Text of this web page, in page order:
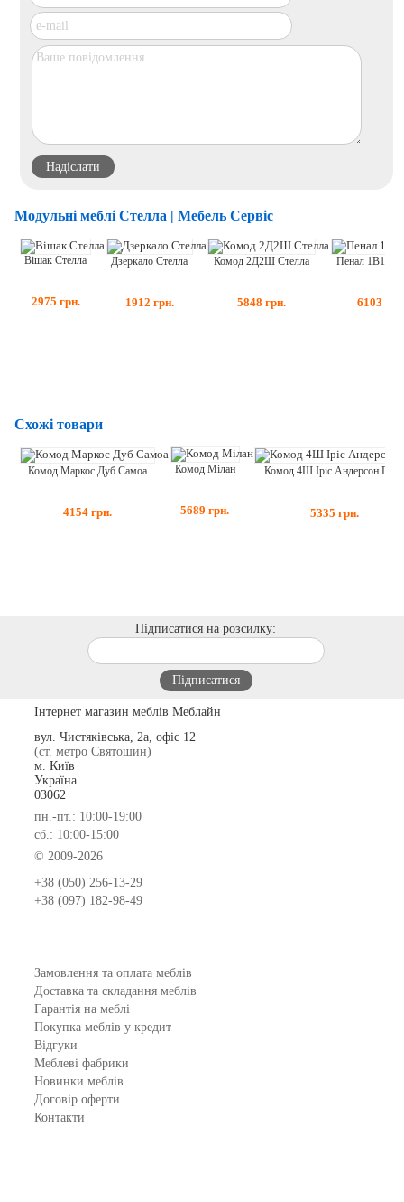
Модульні меблі Стелла | Мебель Сервіс
Вішак Стелла
2975 грн.
Дзеркало Стелла
1912 грн.
Комод 2Д2Ш Стелла
5848 грн.
Пенал 1В1Д
6103
Схожі товари
Комод Маркос Дуб Самоа
4154 грн.
Комод Мілан
5689 грн.
Комод 4Ш Іріс Андерсон Пайн
5335 грн.
Підписатися на розсилку:
Інтернет магазин меблів Меблайн
вул. Чистяківська, 2а, офіс 12
(ст. метро Святошин)
м. Київ
Україна
03062
пн.-пт.: 10:00-19:00
сб.: 10:00-15:00
© 2009-2026
+38 (050) 256-13-29
+38 (097) 182-98-49
Замовлення та оплата меблів
Доставка та складання меблів
Гарантія на меблі
Покупка меблів у кредит
Відгуки
Меблеві фабрики
Новинки меблів
Договір оферти
Контакти